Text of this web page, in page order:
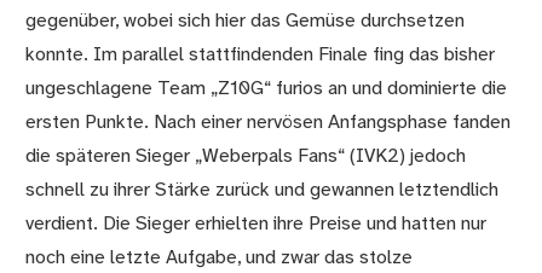
gegenüber, wobei sich hier das Gemüse durchsetzen
konnte. Im parallel stattfindenden Finale fing das bisher
ungeschlagene Team „Z10G“ furios an und dominierte die
ersten Punkte. Nach einer nervösen Anfangsphase fanden
die späteren Sieger „Weberpals Fans“ (IVK2) jedoch
schnell zu ihrer Stärke zurück und gewannen letztendlich
verdient. Die Sieger erhielten ihre Preise und hatten nur
noch eine letzte Aufgabe, und zwar das stolze